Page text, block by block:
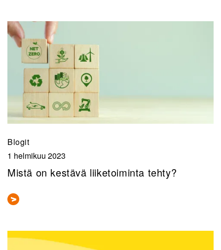
Blogit
1 helmikuu 2023
Mistä on kestävä liiketoiminta tehty?